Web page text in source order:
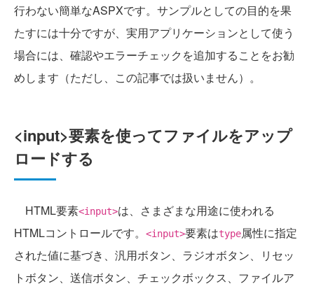
行わない簡単なASPXです。サンプルとしての目的を果
たすには十分ですが、実用アプリケーションとして使う
場合には、確認やエラーチェックを追加することをお勧
めします（ただし、この記事では扱いません）。
<input>要素を使ってファイルをアップ
ロードする
HTML要素<input>は、さまざまな用途に使われる
HTMLコントロールです。
<input>要素はtype属性に指定
された値に基づき、汎用ボタン、ラジオボタン、リセッ
トボタン、送信ボタン、チェックボックス、ファイルア